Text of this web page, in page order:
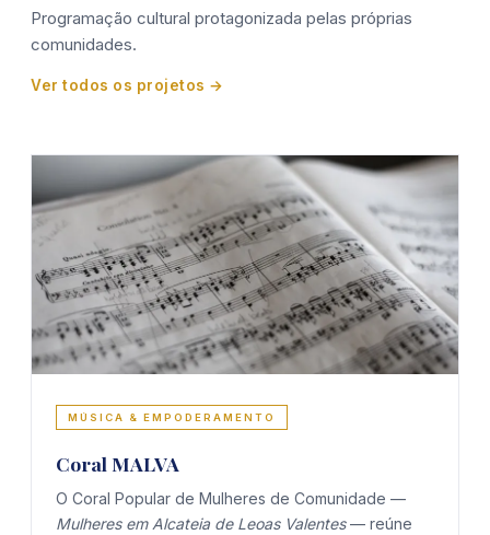
Programação cultural protagonizada pelas próprias
comunidades.
Ver todos os projetos →
MÚSICA & EMPODERAMENTO
Coral MALVA
O Coral Popular de Mulheres de Comunidade —
Mulheres em Alcateia de Leoas Valentes— reúne